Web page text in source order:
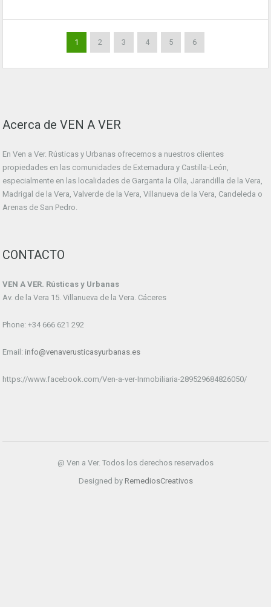
1 2 3 4 5 6
Acerca de VEN A VER
En Ven a Ver. Rústicas y Urbanas ofrecemos a nuestros clientes
propiedades en las comunidades de Extemadura y Castilla-León,
especialmente en las localidades de Garganta la Olla, Jarandilla de la Vera,
Madrigal de la Vera, Valverde de la Vera, Villanueva de la Vera, Candeleda o
Arenas de San Pedro.
CONTACTO
VEN A VER. Rústicas y Urbanas
Av. de la Vera 15. Villanueva de la Vera. Cáceres
Phone: +34 666 621 292
Email: info@venaverusticasyurbanas.es
https://www.facebook.com/Ven-a-ver-Inmobiliaria-289529684826050/
@ Ven a Ver. Todos los derechos reservados
Designed by RemediosCreativos